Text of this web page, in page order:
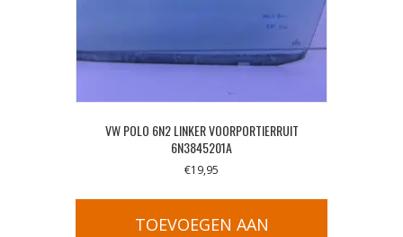
VW POLO 6N2 LINKER VOORPORTIERRUIT
6N3845201A
€19,95
TOEVOEGEN AAN